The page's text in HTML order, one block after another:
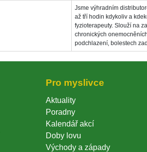
Jsme výhradním
až tří hodin kdykoliv a
fyzioterapeuty. Slouží na
chronických
podchlazení, bolestech
Pro myslivce
Aktuality
Poradny
Kalendář akcí
Doby lovu
Východy a západy